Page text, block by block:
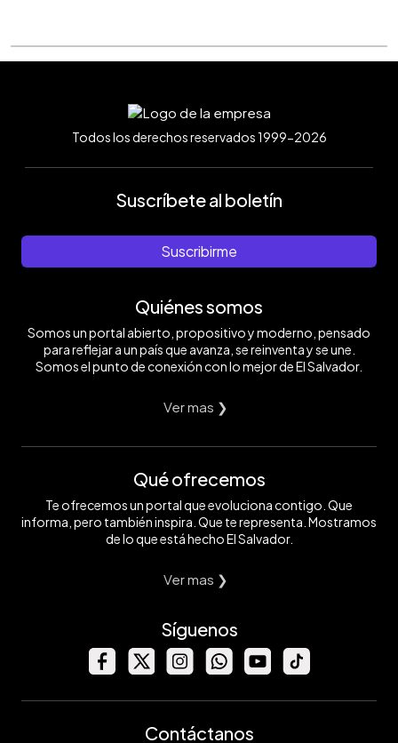
Todos los derechos reservados 1999-2026
Suscríbete al boletín
Suscribirme
Quiénes somos
Somos un portal abierto, propositivo y moderno, pensado
para reflejar a un país que avanza, se reinventa y se une.
Somos el punto de conexión con lo mejor de El Salvador.
Ver mas ❯
Qué ofrecemos
Te ofrecemos un portal que evoluciona contigo. Que
informa, pero también inspira. Que te representa. Mostramos
de lo que está hecho El Salvador.
Ver mas ❯
Síguenos
Contáctanos